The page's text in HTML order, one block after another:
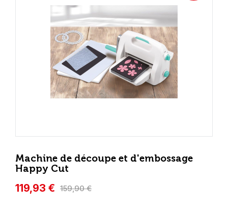
Machine de découpe et d'embossage
Happy Cut
119,93 € 159,90 €